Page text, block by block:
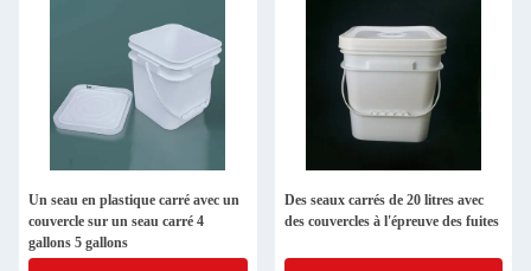
Un seau en plastique carré avec un
couvercle sur un seau carré 4
gallons 5 gallons
Des seaux carrés de 20 litres avec
des couvercles à l'épreuve des fuites